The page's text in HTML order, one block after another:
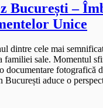
București –
Unice
dintre cele mai
familiei sale. Momentul
documentare fotografică
București aduce o